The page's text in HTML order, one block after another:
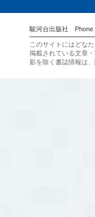
駿河台出版社 Phone
このサイトにはどな
掲載されている文章
影を除く書誌情報は